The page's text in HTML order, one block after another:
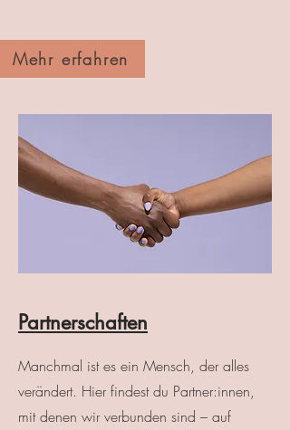
Mehr erfahren
Partnerschaften
Manchmal ist es ein Mensch, der alles
verändert. Hier findest du Partner:innen,
mit denen wir verbunden sind – auf